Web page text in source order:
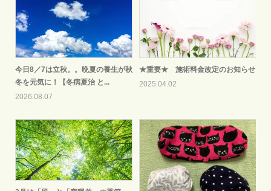
今日8／7は立秋。。晩夏の養生が秋
冬を元気に！【冬病夏治 と...
2026.08.07
★重要★ 施術料金改定のお知らせ
2025.04.02